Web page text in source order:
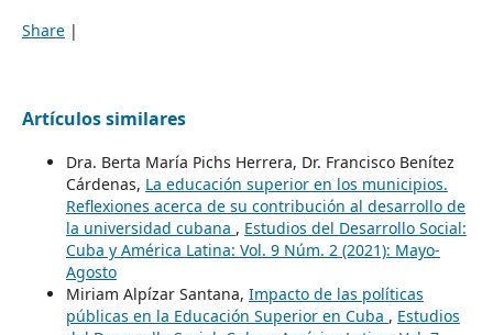
Share |
Artículos similares
Dra. Berta María Pichs Herrera, Dr. Francisco Benítez
Cárdenas, La educación superior en los municipios.
Reflexiones acerca de su contribución al desarrollo de
la universidad cubana , Estudios del Desarrollo Social:
Cuba y América Latina: Vol. 9 Núm. 2 (2021): Mayo-
Agosto
Miriam Alpízar Santana, Impacto de las políticas
públicas en la Educación Superior en Cuba , Estudios